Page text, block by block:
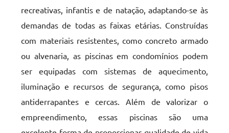
recreativas, infantis e de natação, adaptando-se às
demandas de todas as faixas etárias. Construídas
com materiais resistentes, como concreto armado
ou alvenaria, as piscinas em condomínios podem
ser equipadas com sistemas de aquecimento,
iluminação e recursos de segurança, como pisos
antiderrapantes e cercas. Além de valorizar o
empreendimento, essas piscinas são uma